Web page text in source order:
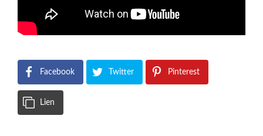
Facebook Twitter Pinterest
Lien